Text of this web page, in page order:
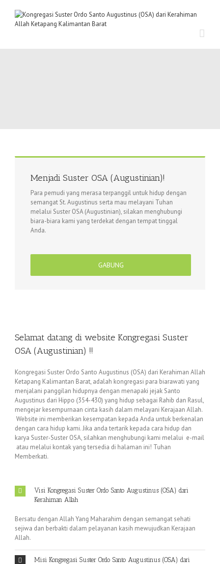
Menjadi Suster OSA (Augustinian)!
Para pemudi yang merasa terpanggil untuk hidup dengan
semangat St. Augustinus serta mau melayani Tuhan
melalui Suster OSA (Augustinian), silakan menghubungi
biara-biara kami yang terdekat dengan tempat tinggal
Anda.
GABUNG
Selamat datang di website Kongregasi Suster
OSA (Augustinian) !!
Kongregasi Suster Ordo Santo Augustinus (OSA) dari Kerahiman Allah
Ketapang Kalimantan Barat, adalah kongregasi para biarawati yang
menjalani panggilan hidupnya dengan menapaki jejak Santo
Augustinus dari Hippo (354-430) yang hidup sebagai Rahib dan Rasul,
mengejar kesempurnaan cinta kasih dalam melayani Kerajaan Allah.
Website ini memberikan kesempatan kepada Anda untuk berkenalan
dengan cara hidup kami. Jika anda tertarik kepada cara hidup dan
karya Suster-Suster OSA, silahkan menghubungi kami melalui e-mail
atau melalui kontak yang tersedia di halaman ini! Tuhan
Memberkati.
Visi Kongregasi Suster Ordo Santo Augustinus (OSA) dari
Kerahiman Allah
Bersatu dengan Allah Yang Maharahim dengan semangat sehati
sejiwa dan berbakti dalam pelayanan kasih mewujudkan Kerajaan
Allah.
Misi Kongregasi Suster Ordo Santo Augustinus (OSA) dari